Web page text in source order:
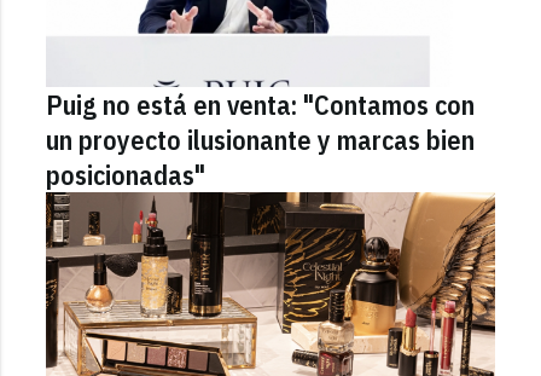
Puig no está en venta: "Contamos con
un proyecto ilusionante y marcas bien
posicionadas"